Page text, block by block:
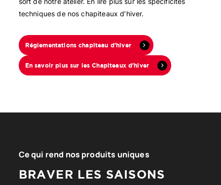
techniques de nos chapiteaux d’hiver.
Réglementations chapiteau d'hiver
En savoir plus sur les Chapiteaux d'hiver
Ce qui rend nos produits uniques
BRAVER LES SAISONS